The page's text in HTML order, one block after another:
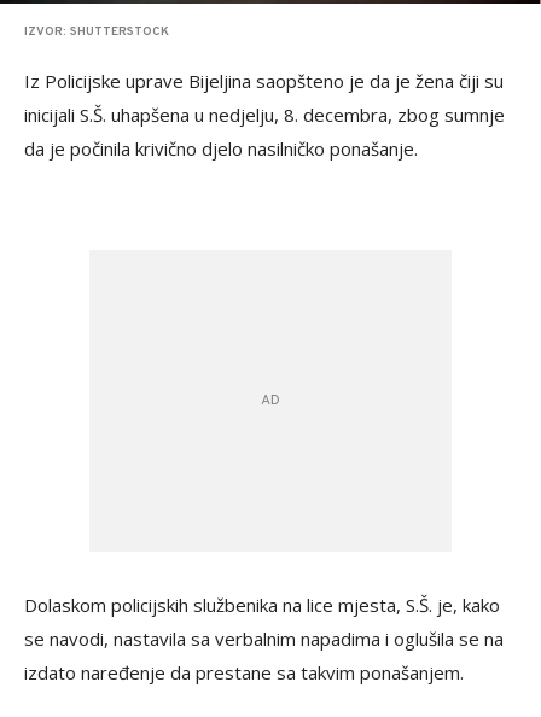
IZVOR: SHUTTERSTOCK
Iz Policijske uprave Bijeljina saopšteno je da je žena čiji su
inicijali S.Š. uhapšena u nedjelju, 8. decembra, zbog sumnje
da je počinila krivično djelo nasilničko ponašanje.
Dolaskom policijskih službenika na lice mjesta, S.Š. je, kako
se navodi, nastavila sa verbalnim napadima i oglušila se na
izdato naređenje da prestane sa takvim ponašanjem.